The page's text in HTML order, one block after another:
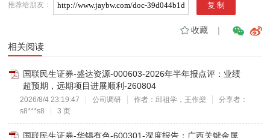
推荐给朋友：
收藏|
相关阅读
国联民生证券-盛达资源-000603-2026年半年报点评：业绩
超预期，远期项目进展顺利-260804
2026/8/4 23:19:47 公司调研 作者：邱祖学，王作燊
分享者：
s8***s8
3 页
国联民生证券-华锡有色-600301-深度报告：广西关键金属